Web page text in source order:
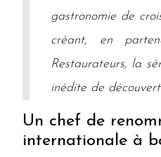
gastronomie de
créant, en
Restaurateurs, la
inédite de
Un chef de
internationale à